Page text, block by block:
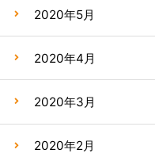
2020年5月
2020年4月
2020年3月
2020年2月